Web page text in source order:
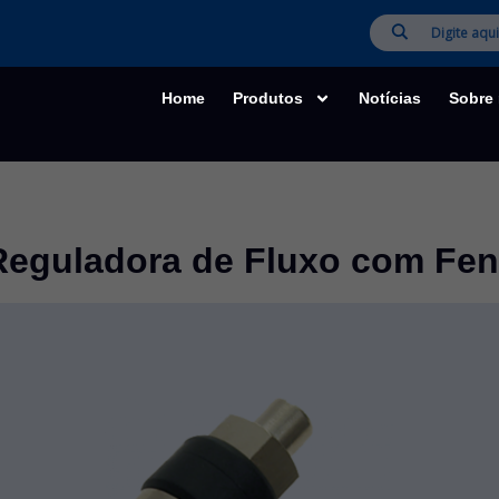
Home Produtos Notícias Sobre
de Fluxo com